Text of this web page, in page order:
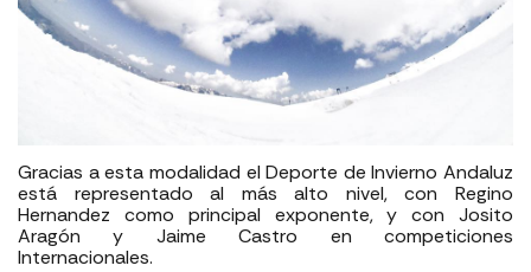
Gracias a esta modalidad el Deporte de Invierno Andaluz
está representado al más alto nivel, con Regino
Hernandez como principal exponente, y con Josito
Aragón y Jaime Castro en competiciones
Internacionales.